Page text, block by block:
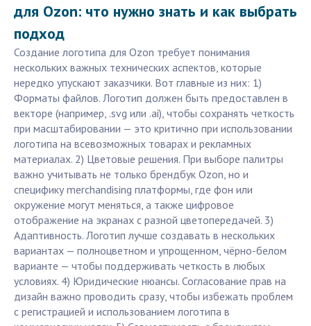
для Ozon: что нужно знать и как выбрать
подход
Создание логотипа для Ozon требует понимания
нескольких важных технических аспектов, которые
нередко упускают заказчики. Вот главные из них: 1)
Форматы файлов. Логотип должен быть предоставлен в
векторе (например, .svg или .ai), чтобы сохранять четкость
при масштабировании — это критично при использовании
логотипа на всевозможных товарах и рекламных
материалах. 2) Цветовые решения. При выборе палитры
важно учитывать не только брендбук Ozon, но и
специфику merchandising платформы, где фон или
окружение могут меняться, а также цифровое
отображение на экранах с разной цветопередачей. 3)
Адаптивность. Логотип лучше создавать в нескольких
вариантах — полноцветном и упрощенном, чёрно-белом
варианте — чтобы поддерживать четкость в любых
условиях. 4) Юридические нюансы. Согласование прав на
дизайн важно проводить сразу, чтобы избежать проблем
с регистрацией и использованием логотипа в